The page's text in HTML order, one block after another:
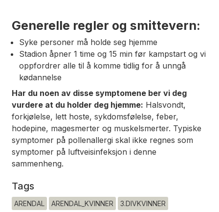
Generelle regler og smittevern:
Syke personer må holde seg hjemme
Stadion åpner 1 time og 15 min før kampstart og vi
oppfordrer alle til å komme tidlig for å unngå
kødannelse
Har du noen av disse symptomene ber vi deg
vurdere at du holder deg hjemme: Halsvondt,
forkjølelse, lett hoste, sykdomsfølelse, feber,
hodepine, magesmerter og muskelsmerter. Typiske
symptomer på pollenallergi skal ikke regnes som
symptomer på luftveisinfeksjon i denne
sammenheng.
Tags
ARENDAL ARENDAL_KVINNER 3.DIVKVINNER